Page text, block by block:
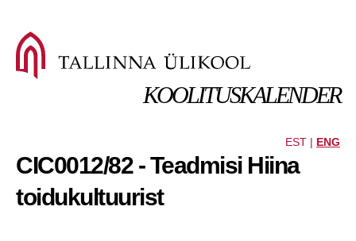
KOOLITUSKALENDER
EST | ENG
CIC0012/82 - Teadmisi Hiina
toidukultuurist